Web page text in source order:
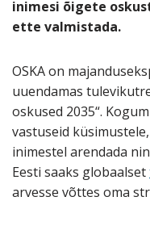
inimesi õigete
ette valmistada.
OSKA on
uuendamas
oskused 2035“.
vastuseid
inimestel arendada
Eesti saaks globaalset
arvesse võttes oma